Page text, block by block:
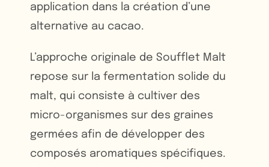
application dans la création d’une
alternative au cacao.
L’approche originale de Soufflet Malt
repose sur la fermentation solide du
malt, qui consiste à cultiver des
micro-organismes sur des graines
germées afin de développer des
composés aromatiques spécifiques.